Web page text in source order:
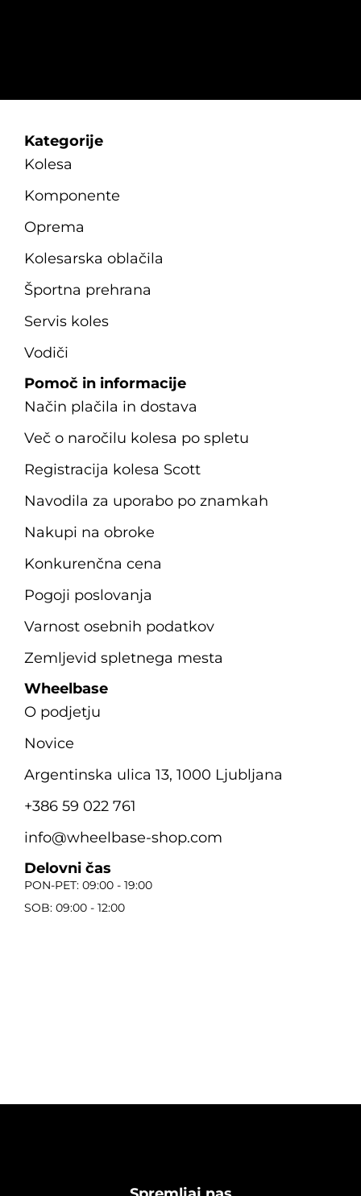
Kategorije
Kolesa
Komponente
Oprema
Kolesarska oblačila
Športna prehrana
Servis koles
Vodiči
Pomoč in informacije
Način plačila in dostava
Več o naročilu kolesa po spletu
Registracija kolesa Scott
Navodila za uporabo po znamkah
Nakupi na obroke
Konkurenčna cena
Pogoji poslovanja
Varnost osebnih podatkov
Zemljevid spletnega mesta
Wheelbase
O podjetju
Novice
Argentinska ulica 13, 1000 Ljubljana
+386 59 022 761
info@wheelbase-shop.com
Delovni čas
PON-PET: 09:00 - 19:00
SOB: 09:00 - 12:00